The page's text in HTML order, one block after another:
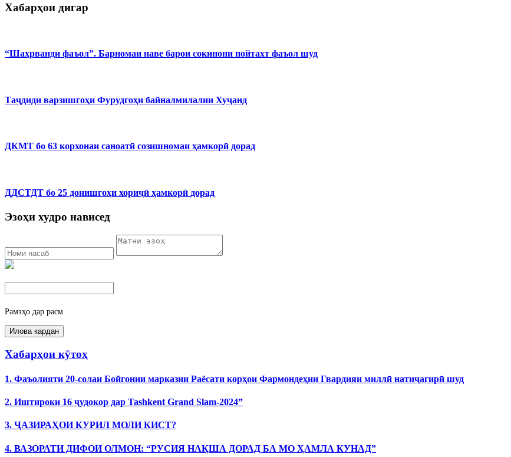
Хабарҳои дигар
“Шаҳрванди фаъол”. Барномаи наве барои сокинони пойтахт фаъол шуд
Таҷдиди варзишгоҳи Фурудгоҳи байналмилалии Хуҷанд
ДКМТ бо 63 корхонаи саноатӣ созишномаи ҳамкорӣ дорад
ДДСТДТ бо 25 донишгоҳи хориҷӣ ҳамкорӣ дорад
Эзоҳи худро нависед
Рамзҳо дар расм
Хабарҳои кӯтоҳ
1. Фаъолияти 20-солаи Бойгонии марказии Раёсати корҳои Фармондеҳии Гвардияи миллӣ натиҷагирӣ шуд
2. Иштироки 16 ҷудокор дар Tashkent Grand Slam-2024”
3. ҶАЗИРАҲОИ КУРИЛ МОЛИ КИСТ?
4. ВАЗОРАТИ ДИФОИ ОЛМОН: “РУСИЯ НАҚША ДОРАД БА МО ҲАМЛА КУНАД”